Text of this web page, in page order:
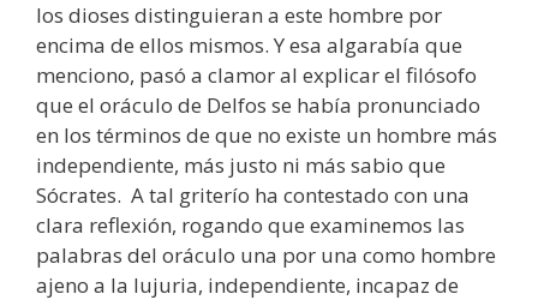
los dioses distinguieran a este hombre por
encima de ellos mismos. Y esa algarabía que
menciono, pasó a clamor al explicar el filósofo
que el oráculo de Delfos se había pronunciado
en los términos de que no existe un hombre más
independiente, más justo ni más sabio que
Sócrates. A tal griterío ha contestado con una
clara reflexión, rogando que examinemos las
palabras del oráculo una por una como hombre
ajeno a la lujuria, independiente, incapaz de